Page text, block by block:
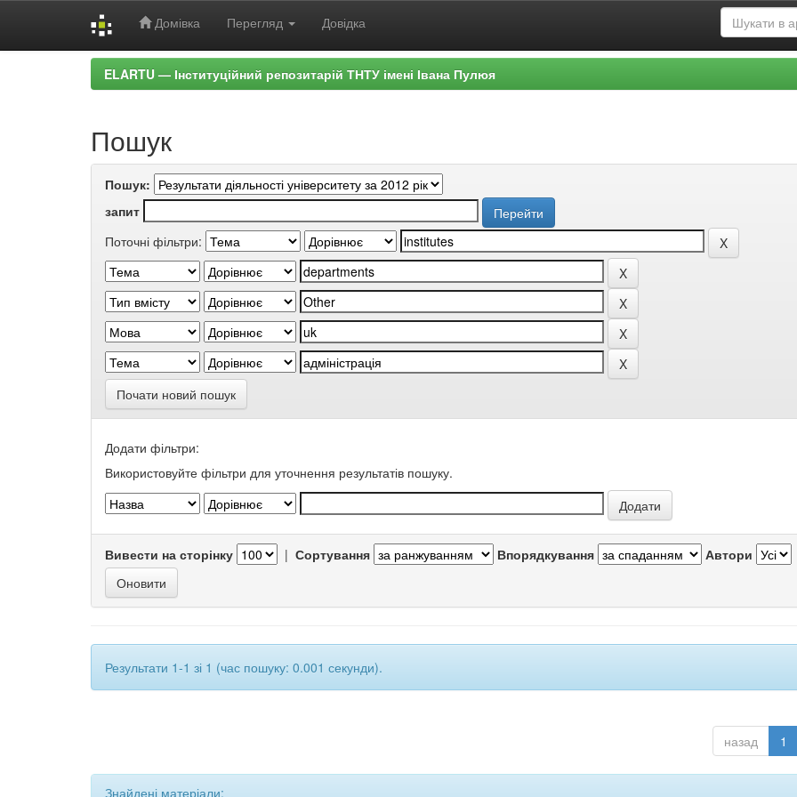
Домівка Перегляд Довідка
ELARTU — Інституційний репозитарій ТНТУ імені Івана Пулюя
Пошук
Пошук:
запит
Поточні фільтри:
Почати новий пошук
Додати фільтри:
Використовуйте фільтри для уточнення результатів пошуку.
Вивести на сторінку | Сортування Впорядкування Автори
Результати 1-1 зі 1 (час пошуку: 0.001 секунди).
назад 1
Знайдені матеріали: